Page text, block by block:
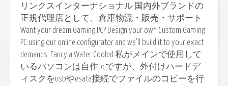
リンクスインターナショナル 国内外ブランドの
正規代理店として、倉庫物流・販売・サポート.
Want your dream Gaming PC? Design your own Custom Gaming
PC using our online configurator and we'll build it to your exact
demands. Fancy a Water Cooled 私がメインで使用して
いるパソコンは自作pcですが、外付けハードデ
ィスクをusbやesata接続でファイルのコピーを行